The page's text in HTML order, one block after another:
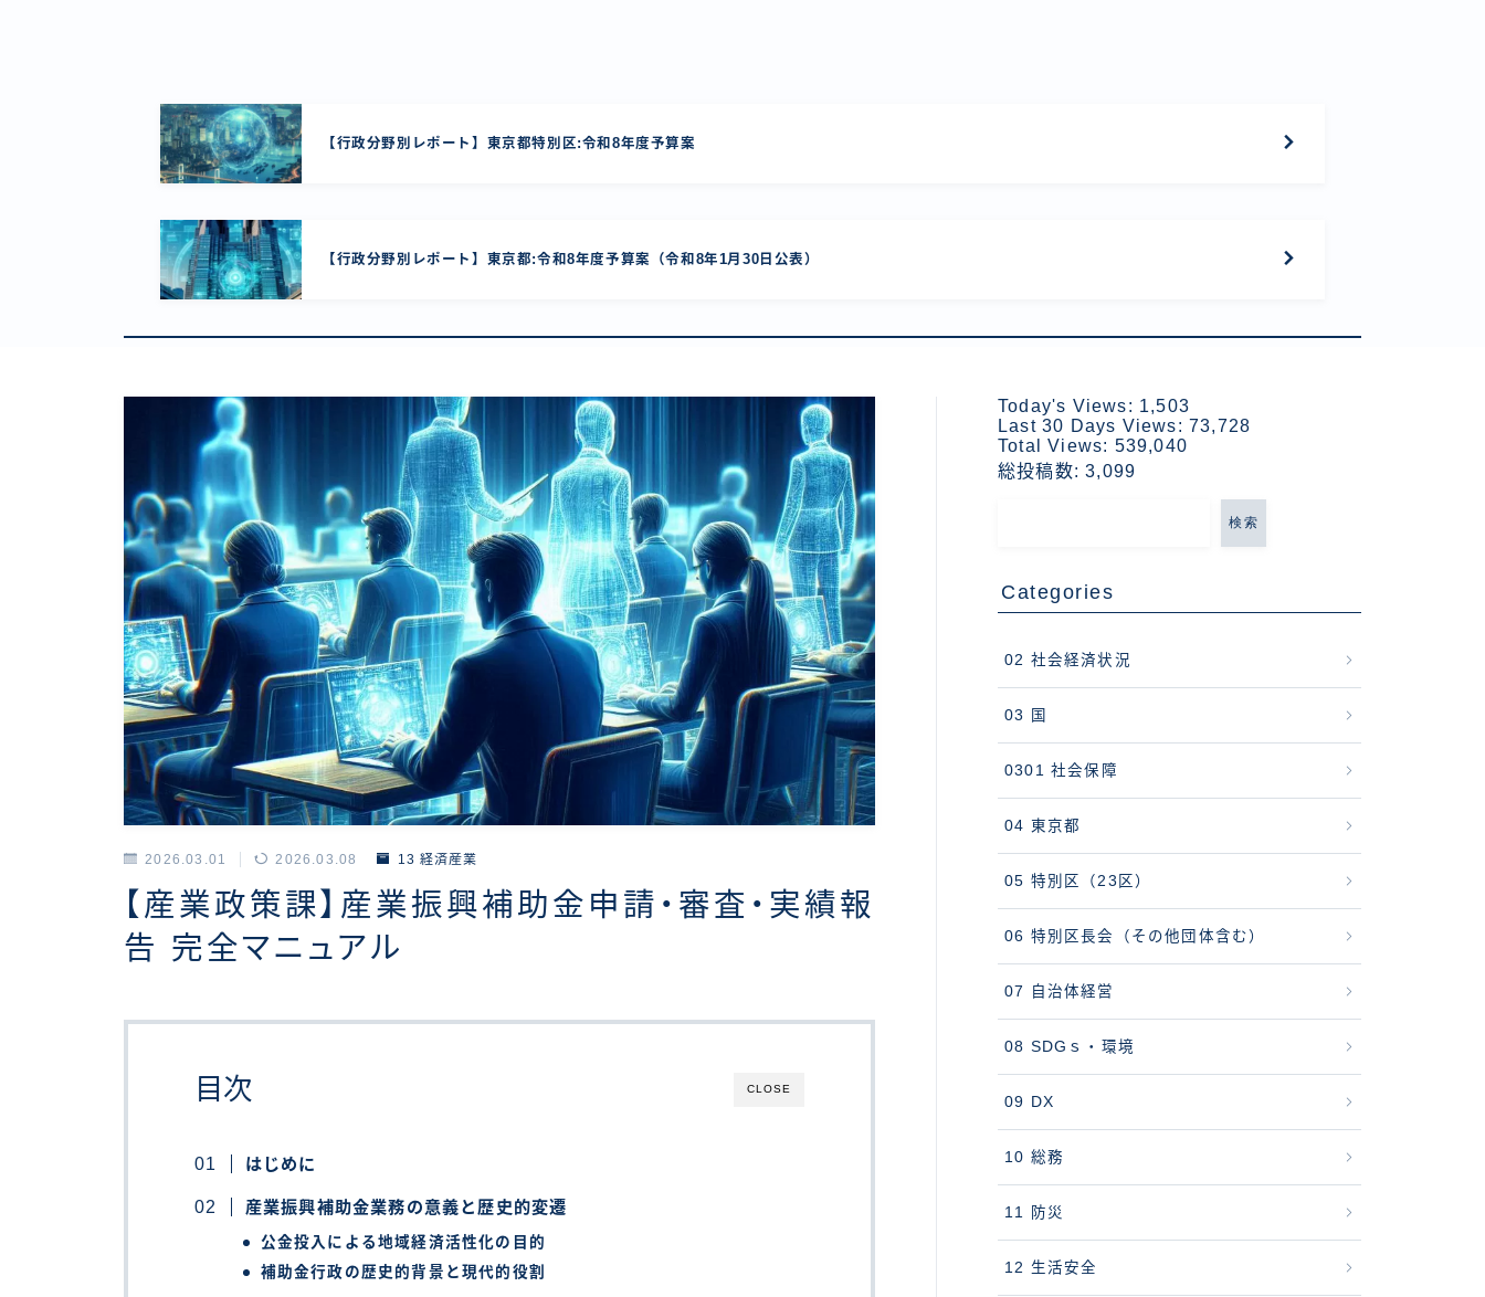
【行政分野別レポート】東京都特別区:令和8年度予算案
【行政分野別レポート】東京都:令和8年度予算案（令和8年1月30日公表）
2026.03.01 2026.03.08 13 経済産業
【産業政策課】産業振興補助金申請・審査・実績報
告 完全マニュアル
CLOSE
目次
はじめに
産業振興補助金業務の意義と歴史的変遷
公金投入による地域経済活性化の目的
補助金行政の歴史的背景と現代的役割
Today's Views: 1,503
Last 30 Days Views: 73,728
Total Views: 539,040
総投稿数:3,099
検索
Categories
02 社会経済状況
03 国
0301 社会保障
04 東京都
05 特別区（23区）
06 特別区長会（その他団体含む）
07 自治体経営
08 SDGｓ・環境
09 DX
10 総務
11 防災
12 生活安全